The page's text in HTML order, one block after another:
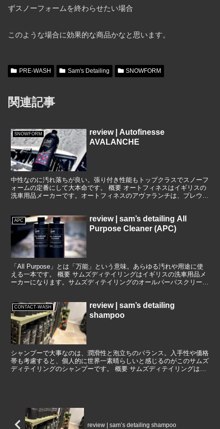
ずスノーフォームを終わらせたい場合
このような場合に効果的な商品かなと思います。
PRE-WASH Sam's Detailing SNOWFORM
関連記事
SNOWFORM
review | Autofinesse
AVALANCHE
中性なのに汚れ落ちが良い。張り付き性能もトップクラスでスノーフ
ォームの定番にして大本命です。 概要 オートフィネスはイギリスの
洗車用品メーカーです。オートフィネスのアヴァランチは、プレウォ
APC
review | sam’s detailing All
Purpose Cleaner (APC)
「All Purpose」とは「万能」という意味。あらゆる汚れや用途に使
える一本です。 概要 サムズディテイリングはイギリスの洗車用品メ
ーカーになります。サムズディテイリングのオールパーパスクリーナ
CONTACT-WASH
review | sam’s detailing
shampoo
シャンプーで大事なのは、潤滑性と泡立ちのバランス。入手性や価格
帯も考慮すると、個人的に世界一素晴らしいと感じるのがこのサムズ
ディテイリングのシャンプーです。 概要 サムズディテイリングはイ
review | sam’s detailing shampoo